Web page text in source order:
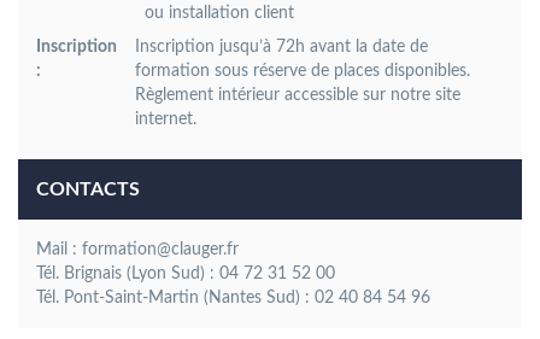
ou installation client
Inscription
:
Inscription jusqu’à 72h avant la date de
formation sous réserve de places disponibles.
Règlement intérieur accessible sur notre site
internet.
CONTACTS
Mail : formation@clauger.fr
Tél. Brignais (Lyon Sud) : 04 72 31 52 00
Tél. Pont-Saint-Martin (Nantes Sud) : 02 40 84 54 96